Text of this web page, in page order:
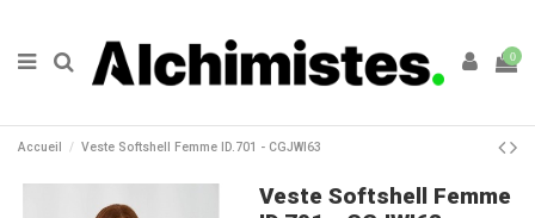
0
Accueil Veste Softshell Femme ID.701 - CGJWI63
Veste Softshell Femme